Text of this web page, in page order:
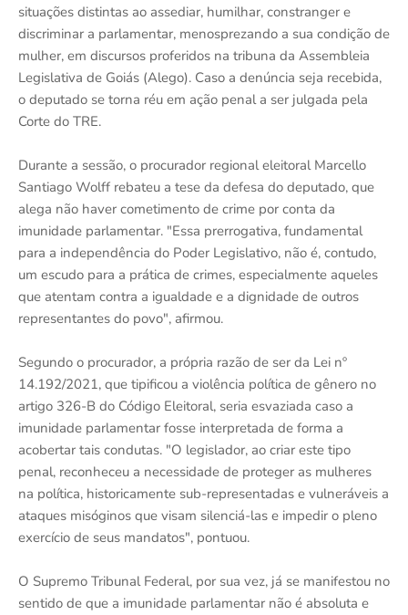
situações distintas ao assediar, humilhar, constranger e
discriminar a parlamentar, menosprezando a sua condição de
mulher, em discursos proferidos na tribuna da Assembleia
Legislativa de Goiás (Alego). Caso a denúncia seja recebida,
o deputado se torna réu em ação penal a ser julgada pela
Corte do TRE.
Durante a sessão, o procurador regional eleitoral Marcello
Santiago Wolff rebateu a tese da defesa do deputado, que
alega não haver cometimento de crime por conta da
imunidade parlamentar. "Essa prerrogativa, fundamental
para a independência do Poder Legislativo, não é, contudo,
um escudo para a prática de crimes, especialmente aqueles
que atentam contra a igualdade e a dignidade de outros
representantes do povo", afirmou.
Segundo o procurador, a própria razão de ser da Lei nº
14.192/2021, que tipificou a violência política de gênero no
artigo 326-B do Código Eleitoral, seria esvaziada caso a
imunidade parlamentar fosse interpretada de forma a
acobertar tais condutas. "O legislador, ao criar este tipo
penal, reconheceu a necessidade de proteger as mulheres
na política, historicamente sub-representadas e vulneráveis a
ataques misóginos que visam silenciá-las e impedir o pleno
exercício de seus mandatos", pontuou.
O Supremo Tribunal Federal, por sua vez, já se manifestou no
sentido de que a imunidade parlamentar não é absoluta e